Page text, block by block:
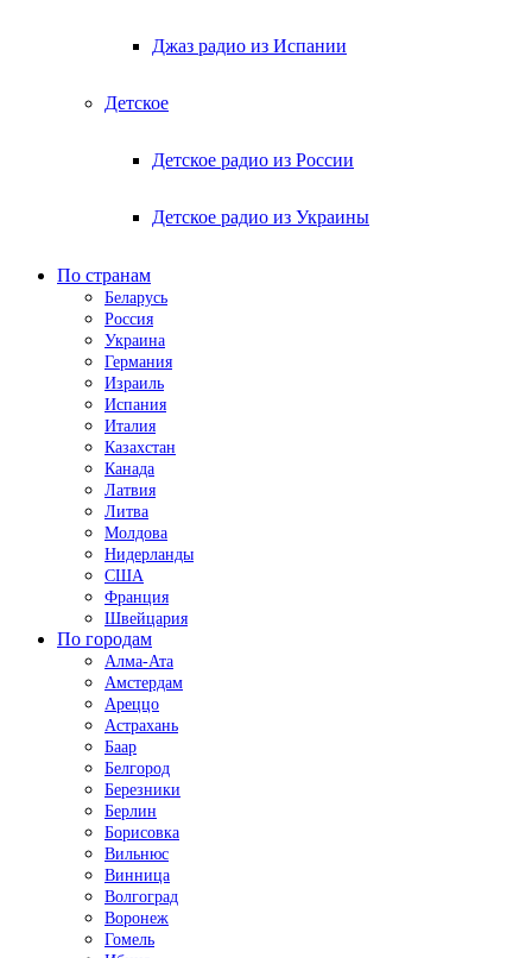
Джаз радио из Испании
Детское
Детское радио из России
Детское радио из Украины
По странам
Беларусь
Россия
Украина
Германия
Израиль
Испания
Италия
Казахстан
Канада
Латвия
Литва
Молдова
Нидерланды
США
Франция
Швейцария
По городам
Алма-Ата
Амстердам
Ареццо
Астрахань
Баар
Белгород
Березники
Берлин
Борисовка
Вильнюс
Винница
Волгоград
Воронеж
Гомель